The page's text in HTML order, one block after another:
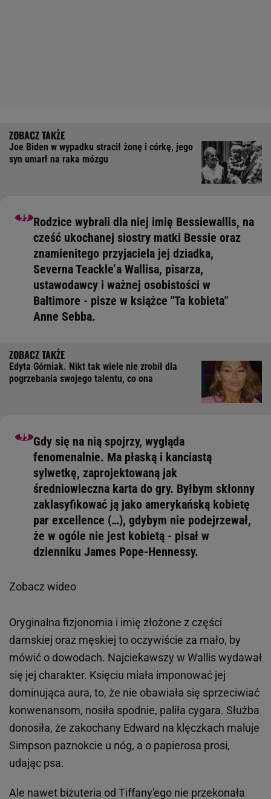
Joe Biden w wypadku stracił żonę i córkę, jego
syn umarł na raka mózgu
Rodzice wybrali dla niej imię Bessiewallis, na
cześć ukochanej siostry matki Bessie oraz
znamienitego przyjaciela jej dziadka,
Severna Teackle’a Wallisa, pisarza,
ustawodawcy i ważnej osobistości w
Baltimore - pisze w książce "Ta kobieta"
Anne Sebba.
Edyta Górniak. Nikt tak wiele nie zrobił dla
pogrzebania swojego talentu, co ona
Gdy się na nią spojrzy, wygląda
fenomenalnie. Ma płaską i kanciastą
sylwetkę, zaprojektowaną jak
średniowieczna karta do gry. Byłbym skłonny
zaklasyfikować ją jako amerykańską kobietę
par excellence (…), gdybym nie podejrzewał,
że w ogóle nie jest kobietą - pisał w
dzienniku James Pope-Hennessy.
Zobacz wideo
Oryginalna fizjonomia i imię złożone z części
damskiej oraz męskiej to oczywiście za mało, by
mówić o dowodach. Najciekawszy w Wallis wydawał
się jej charakter. Księciu miała imponować jej
dominująca aura, to, że nie obawiała się sprzeciwiać
konwenansom, nosiła spodnie, paliła cygara. Służba
donosiła, że zakochany Edward na klęczkach maluje
Simpson paznokcie u nóg, a o papierosa prosi,
udając psa.
Ale nawet biżuteria od Tiffany'ego nie przekonała